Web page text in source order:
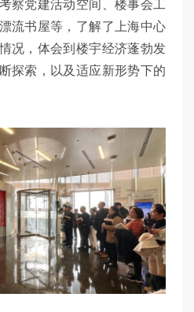
察党建活动空间、楼事会工
流书屋等，了解了上海中心
况，体会到楼宇经济蓬勃发
探索，以及适应新形势下的